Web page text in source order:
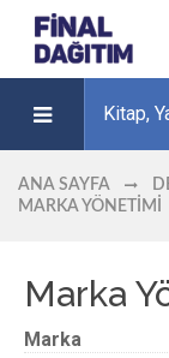
ANA SAYFA
MARKA YÖNETIMI
Marka
Marka